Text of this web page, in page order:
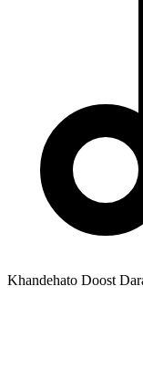
Khandehato Doost